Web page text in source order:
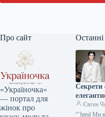
Про сайт
«Україночка»
— портал для
жінок про
Секрети
топ-Євген
“`html Ми в